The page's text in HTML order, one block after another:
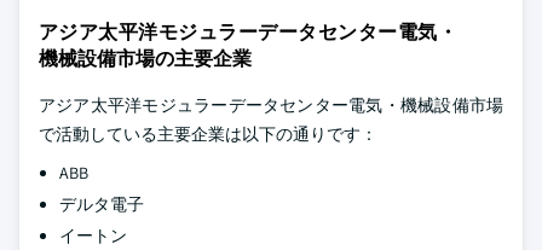
アジア太平洋モジュラーデータセンター電気・
機械設備市場の主要企業
アジア太平洋モジュラーデータセンター電気・機械設備市場
で活動している主要企業は以下の通りです：
ABB
デルタ電子
イートン